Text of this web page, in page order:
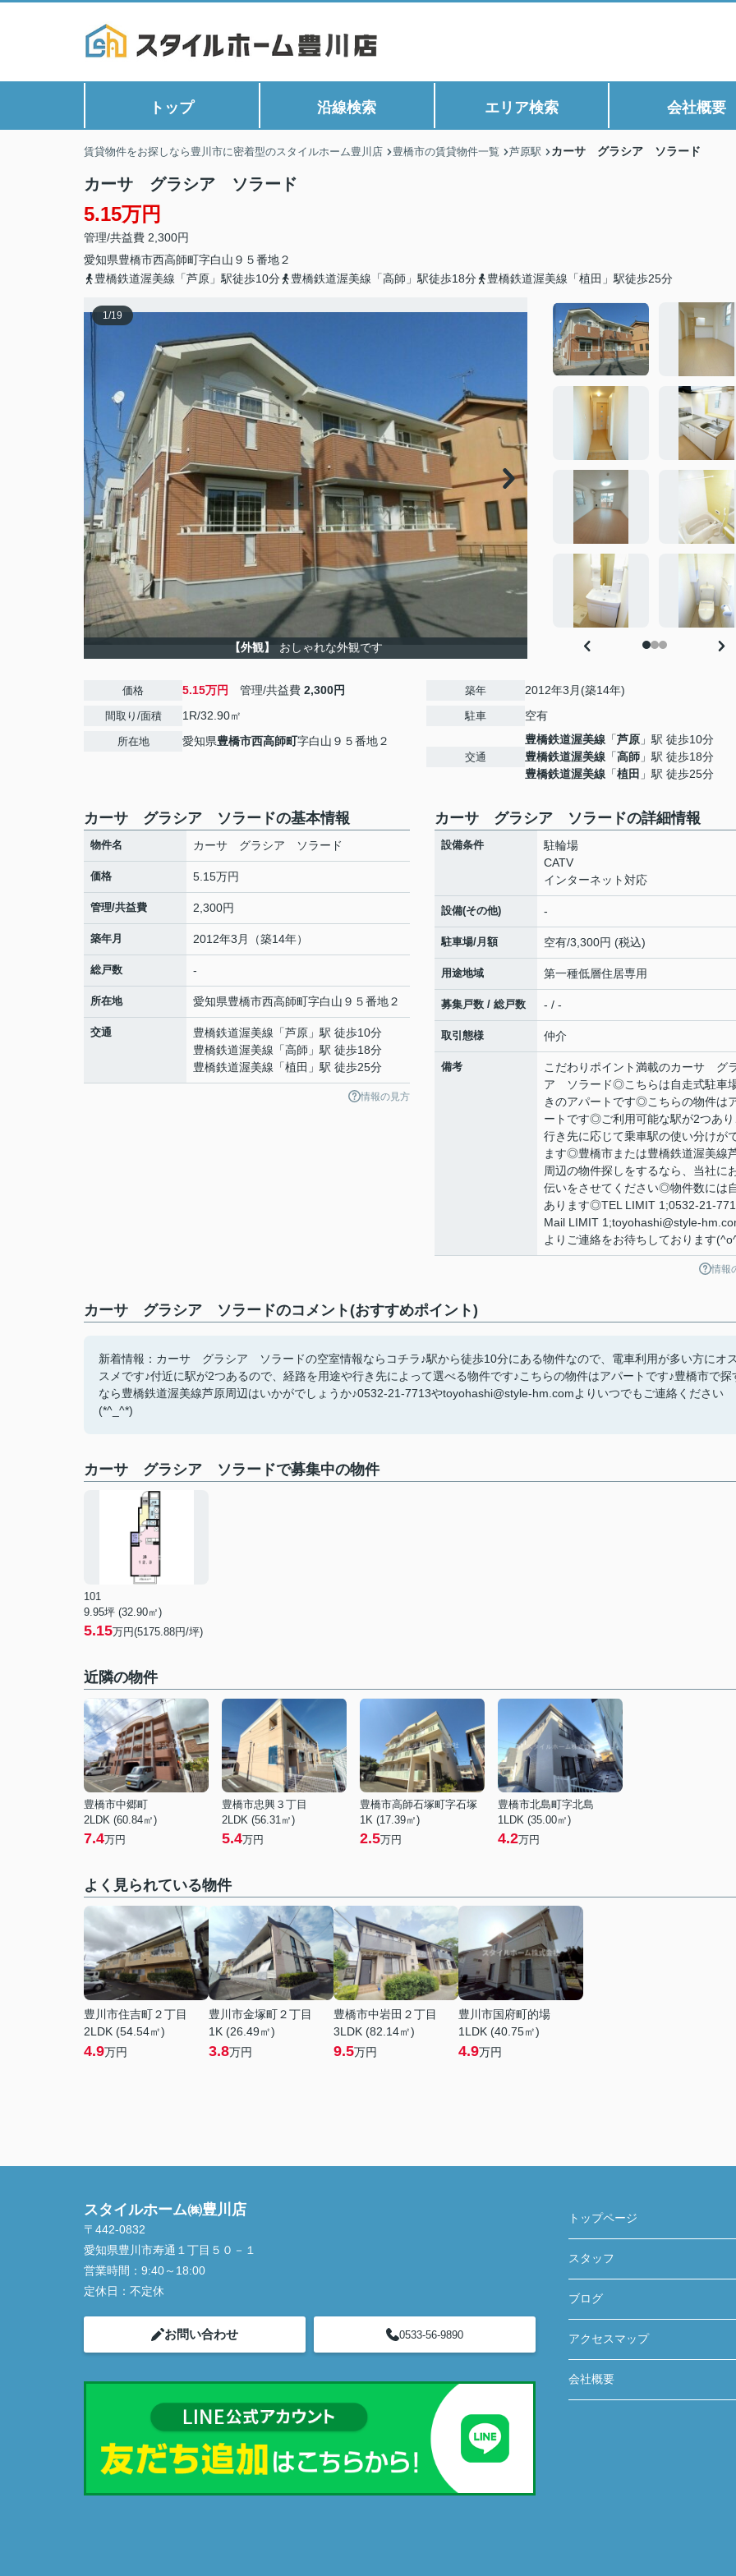
トップ 沿線検索 エリア検索 会社概要
賃貸物件をお探しなら豊川市に密着型のスタイルホーム豊川店 豊橋市の賃貸物件一覧 芦原駅 カーサ グラシア ソラード
カーサ グラシア ソラード
5.15万円
管理/共益費 2,300円
愛知県豊橋市西高師町字白山９５番地２
豊橋鉄道渥美線「芦原」駅徒歩10分
豊橋鉄道渥美線「高師」駅徒歩18分 豊橋鉄道渥美線「植田」駅徒歩25分
1/19
【外観】 おしゃれな外観です
価格 5.15万円 管理/共益費 2,300円
間取り/面積 1R/32.90㎡
所在地 愛知県豊橋市西高師町字白山９５番地２
築年 2012年3月(築14年)
駐車 空有
交通
豊橋鉄道渥美線 「芦原 」駅 徒歩10分
豊橋鉄道渥美線 「高師 」駅 徒歩18分
豊橋鉄道渥美線 「植田 」駅 徒歩25分
カーサ グラシア ソラードの基本情報
物件名 カーサ グラシア ソラード
価格 5.15万円
管理/共益費 2,300円
築年月 2012年3月（築14年）
総戸数 -
所在地 愛知県豊橋市西高師町字白山９５番地２
交通 豊橋鉄道渥美線 「芦原 」駅 徒歩10分
豊橋鉄道渥美線 「高師 」駅 徒歩18分
豊橋鉄道渥美線 「植田 」駅 徒歩25分
情報の見方
カーサ グラシア ソラードの詳細情報
設備条件
駐輪場
CATV
インターネット対応
設備(その他) -
駐車場/月額 空有/3,300円 (税込)
用途地域 第一種低層住居専用
募集戸数 / 総戸数 - / -
取引態様 仲介
備考
こだわりポイント満載のカーサ グ
ア ソラード◎こちらは自走式駐車
きのアパートです◎こちらの物件は
ートです◎ご利用可能な駅が2つあり
行き先に応じて乗車駅の使い分けが
ます◎豊橋市または豊橋鉄道渥美線
周辺の物件探しをするなら、当社に
伝いをさせてください◎物件数には
あります◎TEL LIMIT 1;0532-21-
Mail LIMIT 1;toyohashi@style-
よりご連絡をお待ちしております
情報
カーサ グラシア ソラードのコメント(おすすめポイント)
新着情報：カーサ グラシア ソラードの空室情報ならコチラ♪駅から徒歩10分にある物件なので、電車利用が多い方にオス
スメです♪付近に駅が2つあるので、経路を用途や行き先によって選べる物件です♪こちらの物件はアパートです♪豊橋市で探
なら豊橋鉄道渥美線芦原周辺はいかがでしょうか♪0532-21-7713やtoyohashi@style-hm.comよりいつでもご連絡ください
(*^_^*)
カーサ グラシア ソラードで募集中の物件
101
9.95坪 (32.90㎡)
5.15万円(5175.88円/坪)
近隣の物件
豊橋市中郷町
2LDK (60.84㎡)
7.4万円
豊橋市忠興３丁目
2LDK (56.31㎡)
5.4万円
豊橋市高師石塚町字石塚
1K (17.39㎡)
2.5万円
豊橋市北島町字北島
1LDK (35.00㎡)
4.2万円
よく見られている物件
豊川市住吉町２丁目
2LDK (54.54㎡)
4.9万円
豊川市金塚町２丁目
1K (26.49㎡)
3.8万円
豊橋市中岩田２丁目
3LDK (82.14㎡)
9.5万円
豊川市国府町的場
1LDK (40.75㎡)
4.9万円
スタイルホーム㈱豊川店
〒442-0832
愛知県豊川市寿通１丁目５０－１
営業時間： 9:40～18:00
定休日： 不定休
お問い合わせ 0533-56-9890
トップページ
スタッフ
ブログ
アクセスマップ
会社概要